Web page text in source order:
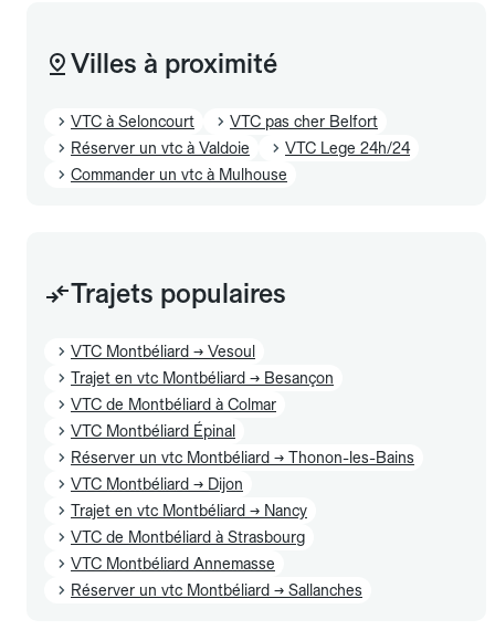
Villes à proximité
VTC à Seloncourt
VTC pas cher Belfort
Réserver un vtc à Valdoie
VTC Lege 24h/24
Commander un vtc à Mulhouse
Trajets populaires
VTC Montbéliard → Vesoul
Trajet en vtc Montbéliard → Besançon
VTC de Montbéliard à Colmar
VTC Montbéliard Épinal
Réserver un vtc Montbéliard → Thonon-les-Bains
VTC Montbéliard → Dijon
Trajet en vtc Montbéliard → Nancy
VTC de Montbéliard à Strasbourg
VTC Montbéliard Annemasse
Réserver un vtc Montbéliard → Sallanches